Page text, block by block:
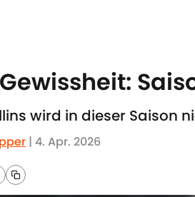
wird in dieser Saison
| 4. Apr. 2026